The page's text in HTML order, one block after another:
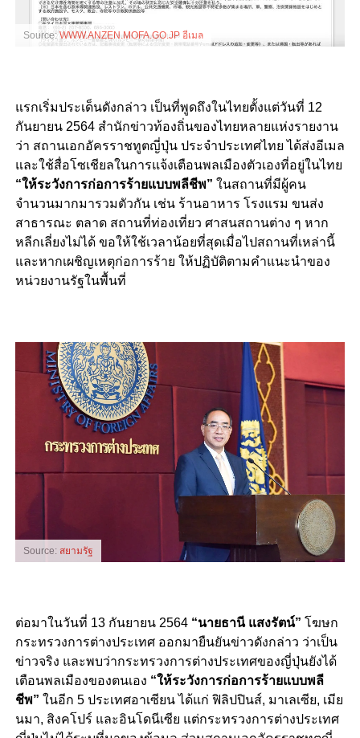
Source:WWW.ANZEN.MOFA.GO.JP อีเมล
แรกเริ่มประเด็นดังกล่าว เป็นที่พูดถึงในไทยตั้งแต่วันที่ 12
กันยายน 2564 สำนักข่าวท้องถิ่นของไทยหลายแห่งรายงาน
ว่า สถานเอกอัครราชทูตญี่ปุ่น ประจำประเทศไทย ได้ส่งอีเมล
และใช้สื่อโซเชียลในการแจ้งเตือนพลเมืองตัวเองที่อยู่ในไทย
“ให้ระวังการก่อการร้ายแบบพลีชีพ” ในสถานที่มีผู้คน
จำนวนมากมารวมตัวกัน เช่น ร้านอาหาร โรงแรม ขนส่ง
สาธารณะ ตลาด สถานที่ท่องเที่ยว ศาสนสถานต่าง ๆ หาก
หลีกเลี่ยงไม่ได้ ขอให้ใช้เวลาน้อยที่สุดเมื่อไปสถานที่เหล่านี้
และหากเผชิญเหตุก่อการร้าย ให้ปฏิบัติตามคำแนะนำของ
หน่วยงานรัฐในพื้นที่
Source: สยามรัฐ
ต่อมาในวันที่ 13 กันยายน 2564“นายธานี แสงรัตน์” โฆษก
กระทรวงการต่างประเทศ ออกมายืนยันข่าวดังกล่าว ว่าเป็น
ข่าวจริง และพบว่ากระทรวงการต่างประเทศของญี่ปุ่นยังได้
เตือนพลเมืองของตนเอง “ให้ระวังการก่อการร้ายแบบพลี
ชีพ” ในอีก 5 ประเทศอาเซียน ได้แก่ ฟิลิปปินส์, มาเลเซีย, เมีย
นมา, สิงคโปร์ และอินโดนีเซีย แต่กระทรวงการต่างประเทศ